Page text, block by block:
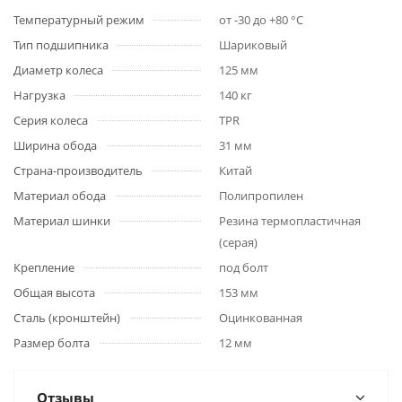
Температурный режим
от -30 до +80 °С
Тип подшипника
Шариковый
Диаметр колеса
125 мм
Нагрузка
140 кг
Серия колеса
TPR
Ширина обода
31 мм
Страна-производитель
Китай
Материал обода
Полипропилен
Материал шинки
Резина термопластичная
(серая)
Крепление
под болт
Общая высота
153 мм
Сталь (кронштейн)
Оцинкованная
Размер болта
12 мм
Отзывы